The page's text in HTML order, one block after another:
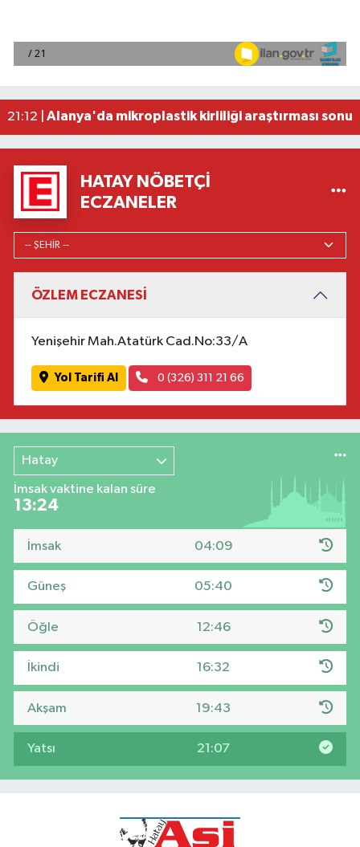
22:44 |
2026 Air Badminton Türkiye Şampiyonası,
21:12 | Alanya'da mikroplastik kirliliği araştırması
HATAY NÖBETÇI
ECZANELER
ÖZLEM ECZANESİ
Yenişehir Mah.Atatürk Cad.No:33/A
Yol Tarifi Al 0 (326) 311 21 66
Hatay
İmsak vaktine kalan süre
13:24
İmsak 04:09
Güneş 05:40
Öğle 12:46
İkindi 16:32
Akşam 19:43
Yatsı 21:07